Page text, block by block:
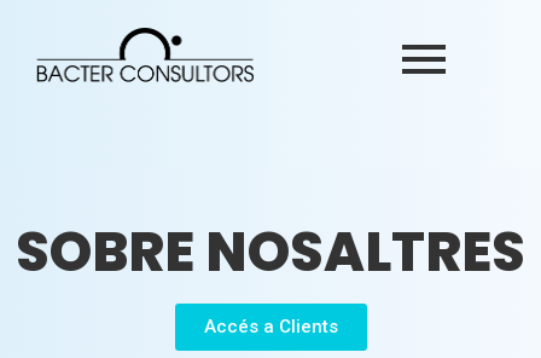
SOBRE NOSALTRES
Accés a Clients